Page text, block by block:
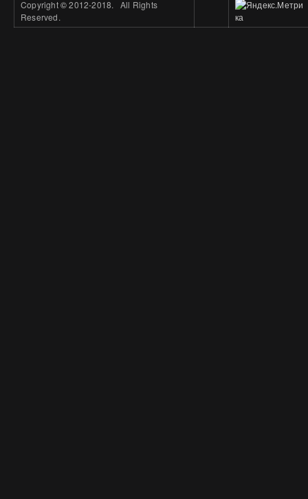
Copyright©2012-2018. All Rights
Reserved.